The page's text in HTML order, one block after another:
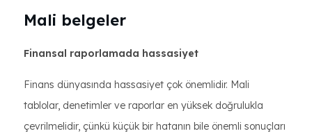
Mali belgeler
Finansal raporlamada hassasiyet
Finans dünyasında hassasiyet çok önemlidir. Mali
tablolar, denetimler ve raporlar en yüksek doğrulukla
çevrilmelidir, çünkü küçük bir hatanın bile önemli sonuçları